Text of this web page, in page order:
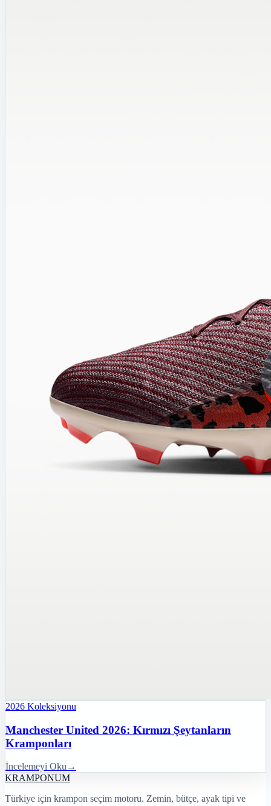
2026 Koleksiyonu
Manchester United 2026: Kırmızı Şeytanların
Kramponları
İncelemeyi Oku →
KRAMPONUM
Türkiye için krampon seçim motoru. Zemin, bütçe, ayak tipi ve